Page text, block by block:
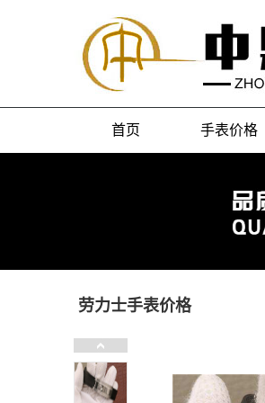
首页 手表价格
劳力士手表价格